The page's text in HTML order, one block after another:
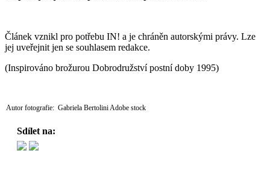
Článek vznikl pro potřebu IN! a je chráněn autorskými právy. Lze
jej uveřejnit jen se souhlasem redakce.
(Inspirováno brožurou Dobrodružství postní doby 1995)
Autor fotografie: Gabriela Bertolini Adobe stock
Sdílet na: